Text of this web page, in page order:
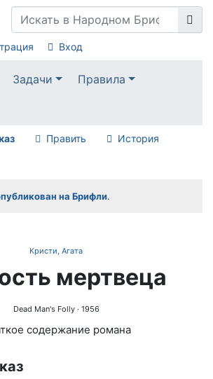
Вход
Задачи
Правила
Править История
на Брифли.
Кристи, Агата
мертвеца
Dead Man's Folly· 1956
содержание романа